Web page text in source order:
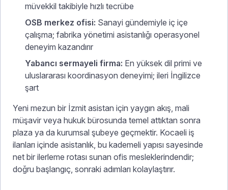
müvekkil takibiyle hızlı tecrübe
OSB merkez ofisi: Sanayi gündemiyle iç içe
çalışma; fabrika yönetimi asistanlığı operasyonel
deneyim kazandırır
Yabancı sermayeli firma: En yüksek dil primi ve
uluslararası koordinasyon deneyimi; ileri İngilizce
şart
Yeni mezun bir İzmit asistan için yaygın akış, mali
müşavir veya hukuk bürosunda temel attıktan sonra
plaza ya da kurumsal şubeye geçmektir. Kocaeli iş
ilanları içinde asistanlık, bu kademeli yapısı sayesinde
net bir ilerleme rotası sunan ofis mesleklerindendir;
doğru başlangıç, sonraki adımları kolaylaştırır.